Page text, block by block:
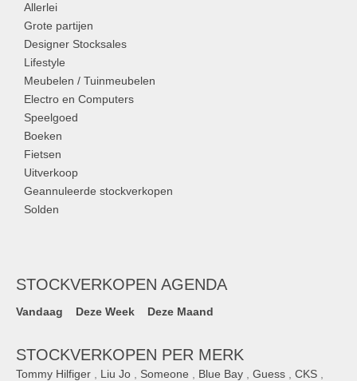
Allerlei
Grote partijen
Designer Stocksales
Lifestyle
Meubelen / Tuinmeubelen
Electro en Computers
Speelgoed
Boeken
Fietsen
Uitverkoop
Geannuleerde stockverkopen
Solden
STOCKVERKOPEN AGENDA
Vandaag Deze Week Deze Maand
STOCKVERKOPEN PER MERK
Tommy Hilfiger Liu Jo Someone Blue Bay Guess CKS